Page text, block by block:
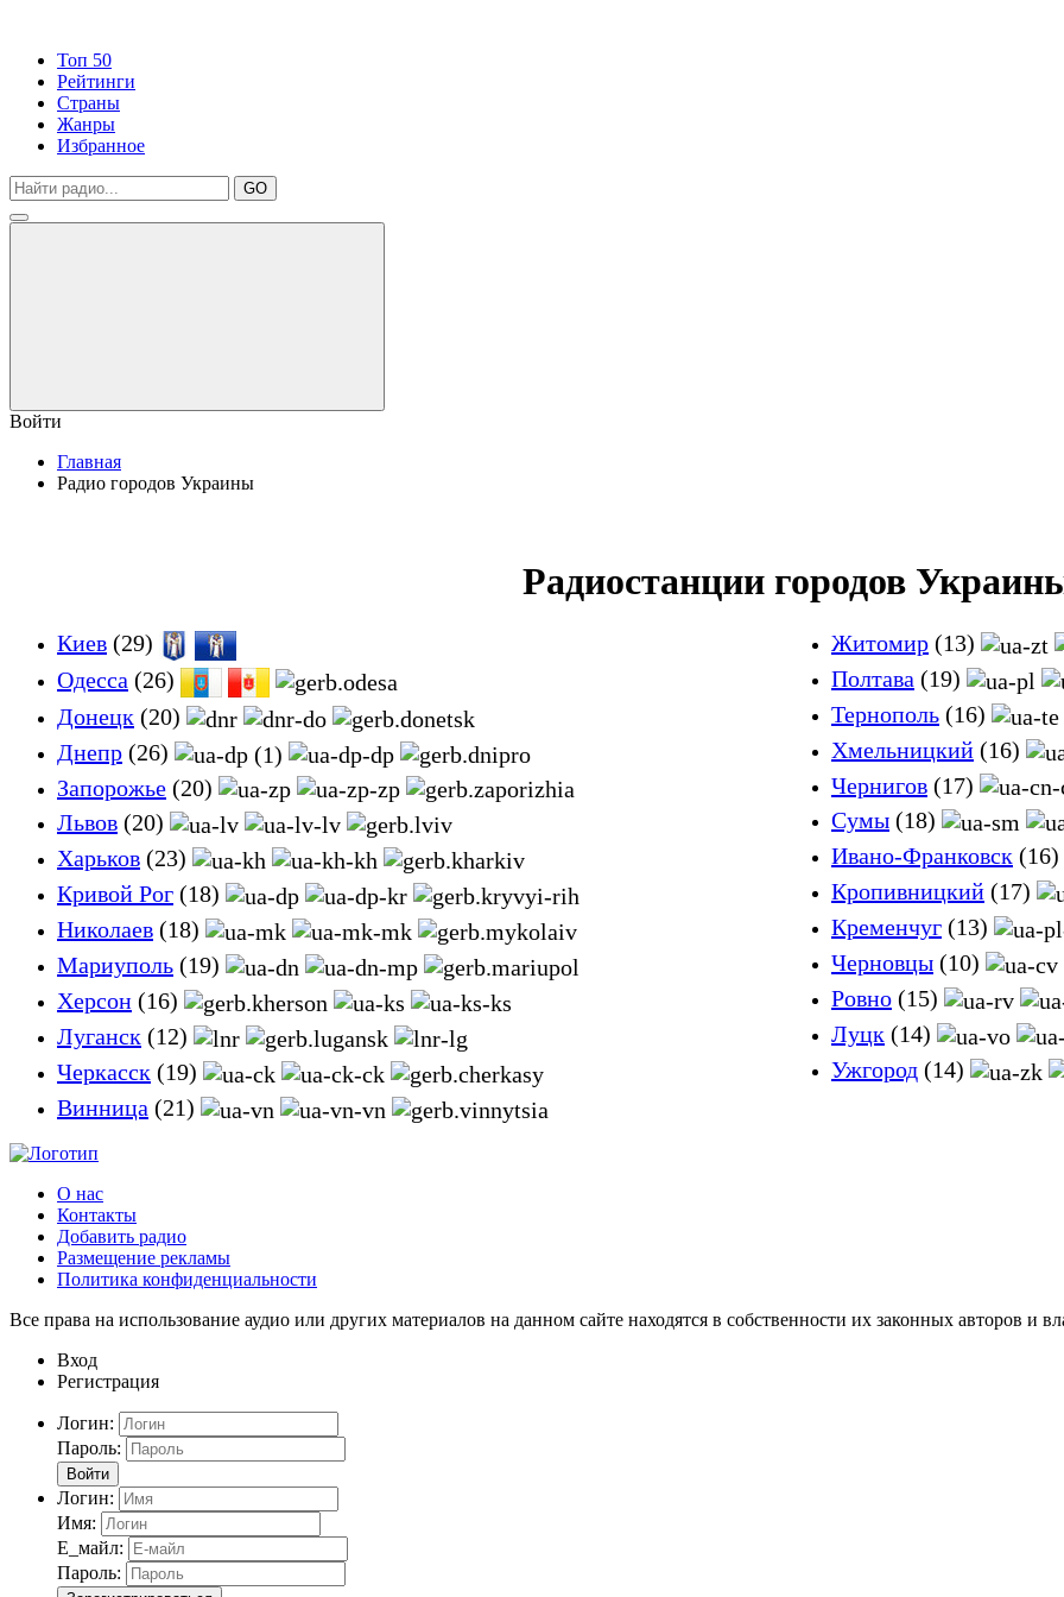
Топ 50
Рейтинги
Страны
Жанры
Избранное
GO
Войти
Главная
Радио городов Украины
Радиостанции городов
Киев (29)
Одесса (26)
Донецк (20)
Днепр (26)
Запорожье (20)
Львов (20)
Харьков (23)
Кривой Рог (18)
Николаев (18)
Мариуполь (19)
Херсон (16)
Луганск (12)
Черкасск (19)
Винница (21)
Житомир (13)
Полтава (19)
Тернополь (16)
Хмельницкий (16)
Чернигов (17)
Сумы (18)
Ивано-Франковск (16)
Кропивницкий (17)
Кременчуг (13)
Черновцы (10)
Ровно (15)
Луцк (14)
Ужгород (14)
О нас
Контакты
Добавить радио
Размещение рекламы
Политика конфиденциальности
Все права на использование аудио или других материалов на данном сайте находятся в собственности их законных авторов и
Вход
Регистрация
Логин:
Пароль:
Войти
Логин:
Имя:
Е_майл:
Пароль: